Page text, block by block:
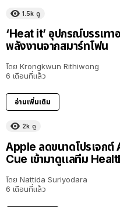
1.5k ดู
‘Heat it’ อุปกรณ์บรรเทา
พลังงานจากสมาร์ทโฟน
โดย Krongkwun Rithiwong
6 เดือนที่แล้ว
อ่านเพิ่มเติม
2k ดู
Apple ลดขนาดโปรเจก
Cue เข้ามาดูแลทีม
โดย Nattida Suriyodara
6 เดือนที่แล้ว